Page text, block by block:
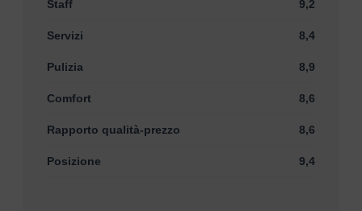
Staff 9,2
Servizi 8,4
Pulizia 8,9
Comfort 8,6
Rapporto qualità-prezzo 8,6
Posizione 9,4